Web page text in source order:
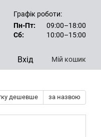
Графік роботи:
Пн-Пт:
09:00–18:00
Сб:
10:00–15:00
Вхід Мій кошик
дешевше за назвою